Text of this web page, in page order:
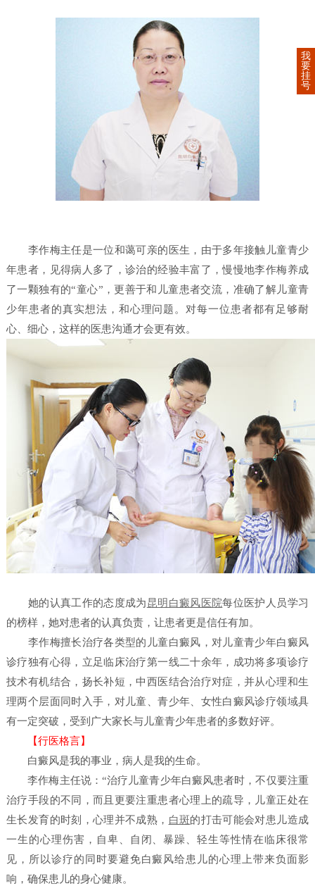
李作梅主任是一位和蔼可亲的医生，由于多年接触儿童青少
年患者，见得病人多了，诊治的经验丰富了，慢慢地李作梅养成
了一颗独有的“童心”，更善于和儿童患者交流，准确了解儿童青
少年患者的真实想法，和心理问题。对每一位患者都有足够耐
心、细心，这样的医患沟通才会更有效。
她的认真工作的态度成为昆明白癜风医院每位医护人员学习
的榜样，她对患者的认真负责，让患者更是信任有加。
李作梅擅长治疗各类型的儿童白癜风，对儿童青少年白癜风
诊疗独有心得，立足临床治疗第一线二十余年，成功将多项诊疗
技术有机结合，扬长补短，中西医结合治疗对症，并从心理和生
理两个层面同时入手，对儿童、青少年、女性白癜风诊疗领域具
有一定突破，受到广大家长与儿童青少年患者的多数好评。
【行医格言】
白癜风是我的事业，病人是我的生命。
李作梅主任说：“治疗儿童青少年白癜风患者时，不仅要注重
治疗手段的不同，而且更要注重患者心理上的疏导，儿童正处在
生长发育的时刻，心理并不成熟， 白斑的打击可能会对患儿造成
一生的心理伤害，自卑、自闭、暴躁、轻生等性情在临床很常
见，所以诊疗的同时要避免白癜风给患儿的心理上带来负面影
响，确保患儿的身心健康。
我
要
挂
号